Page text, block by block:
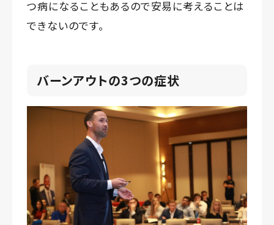
つ病になることもあるので安易に考えることは
できないのです。
バーンアウトの3つの症状